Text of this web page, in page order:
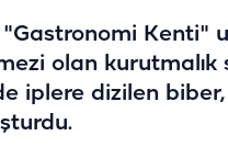
Kenti"
olan
iplere dizilen